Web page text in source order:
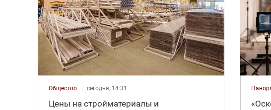
Общество сегодня, 14:31
Цены на стройматериалы и